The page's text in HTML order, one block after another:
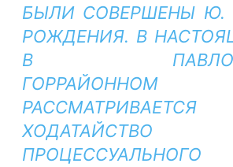
БЫЛИ СОВЕРШЕНЫ Ю.
РОЖДЕНИЯ. В
В
РАССМАТРИВАЕТСЯ
ХОДАТАЙСТВО
ПРОЦЕССУАЛЬНОГО